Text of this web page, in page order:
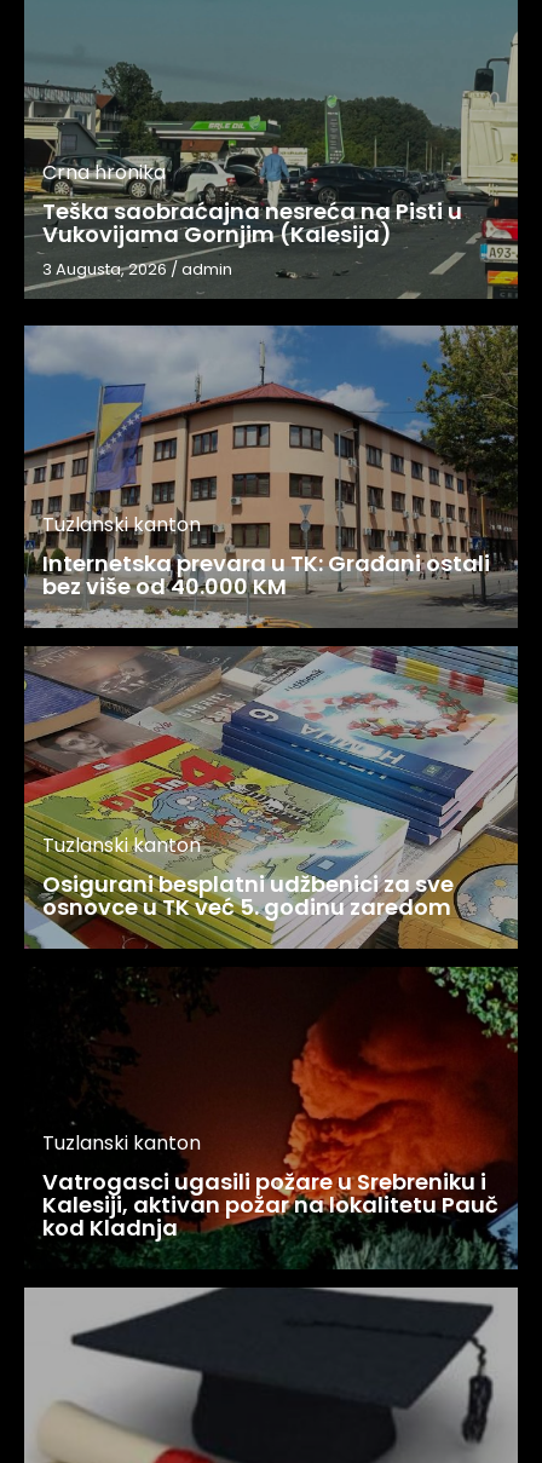
Crna hronika
Teška saobraćajna nesreća na Pisti u
Vukovijama Gornjim (Kalesija)
3 Augusta, 2026 / admin
Tuzlanski kanton
Internetska prevara u TK: Građani ostali
bez više od 40.000 KM
Tuzlanski kanton
Osigurani besplatni udžbenici za sve
osnovce u TK već 5. godinu zaredom
Tuzlanski kanton
Vatrogasci ugasili požare u Srebreniku i
Kalesiji, aktivan požar na lokalitetu Pauč
kod Kladnja